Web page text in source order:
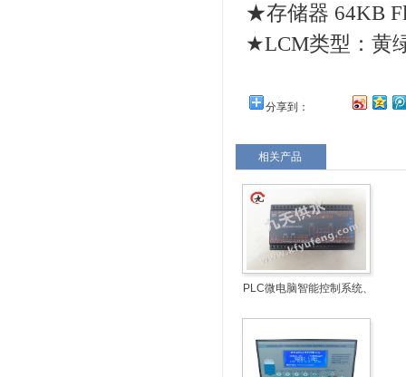
★存储器 64KB
★LCM类型：黄
分享到：
相关产品
PLC微电脑智能控制系统、